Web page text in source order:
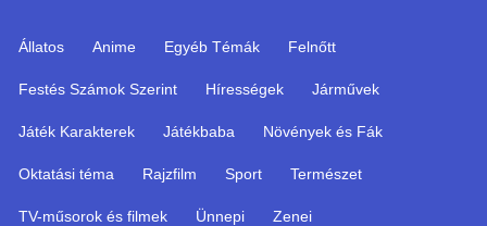
Állatos Anime Egyéb Témák Felnőtt
Festés Számok Szerint Hírességek Járművek
Játék Karakterek Játékbaba Növények és Fák
Oktatási téma Rajzfilm Sport Természet
TV-műsorok és filmek Ünnepi Zenei